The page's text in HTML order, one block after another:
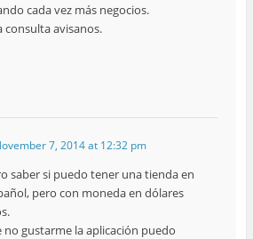
cada vez más negocios.
consulta avisanos.
7, 2014 at 12:32 pm
saber si puedo tener una tienda en
pero con moneda en dólares
no gustarme la aplicación puedo